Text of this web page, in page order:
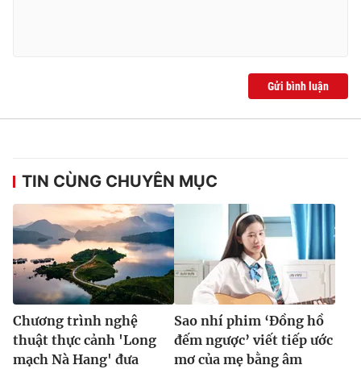
Gửi bình luận
TIN CÙNG CHUYÊN MỤC
Chương trình nghệ
thuật thực cảnh 'Long
mạch Nà Hang' đưa
Sao nhí phim ‘Đồng hồ
đếm ngược’ viết tiếp ước
mơ của mẹ bằng âm